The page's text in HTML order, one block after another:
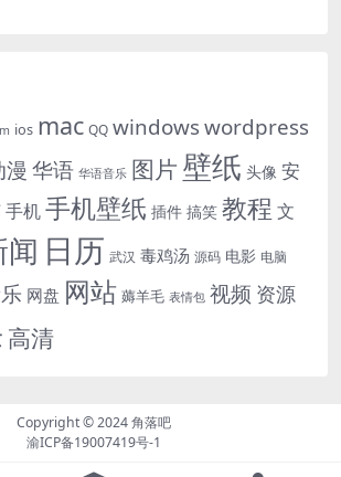
ios mac QQ windowswordpress
漫 华语 华语音乐 图片 壁纸 头像 安
手机手机壁纸 插件 搞笑 教程 文
闻 日历 武汉 毒鸡汤 源码 电影 电脑
网盘 网站 薅羊毛 表情包 视频 资源
高清
Copyright © 2024角落吧
渝ICP备19007419号-1